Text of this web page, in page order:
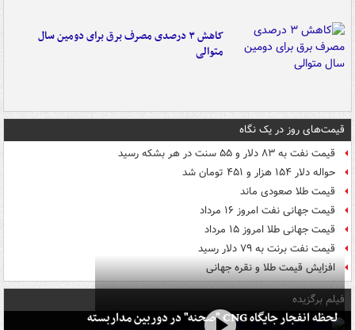
کاهش ۳ درصدی مصرف برق برای دومین سال
متوالی
قیمت‌های روز در یک نگاه
قیمت نفت به ۸۳ دلار و ۵۵ سنت در هر بشکه رسید
حواله دلار ۱۵۴ هزار و ۴۵۱ تومان شد
قیمت طلا صعودی ماند
قیمت جهانی نفت امروز ۱۶ مرداد
قیمت جهانی طلا امروز ۱۵ مرداد
قیمت نفت برنت به ۷۹ دلار رسید
افزایش قیمت طلا و نقره جهانی
فیلم برگزیده
لحظه انفجار جایگاه CNG "صحنه" در دوربین مداربسته